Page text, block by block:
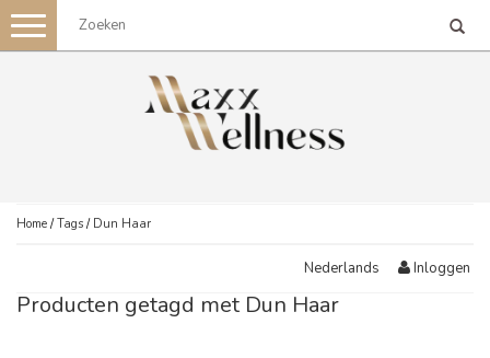
Toggle
navigation
Home /Tags / Dun Haar
Nederlands Inloggen
Producten getagd met Dun Haar